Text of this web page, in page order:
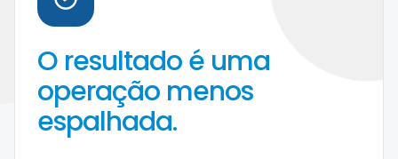
O resultado é uma
operação menos
espalhada.